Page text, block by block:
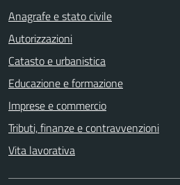
Anagrafe e stato civile
Autorizzazioni
Catasto e urbanistica
Educazione e formazione
Imprese e commercio
Tributi, finanze e contravvenzioni
Vita lavorativa